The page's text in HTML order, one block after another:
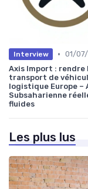
Interview • 01/
Axis Import : rendre
transport de
logistique Europe –
Subsaharienne
fluides
Les plus lus